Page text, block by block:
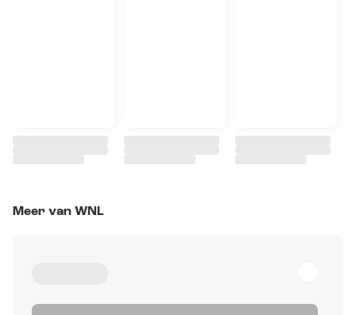
Meer van WNL